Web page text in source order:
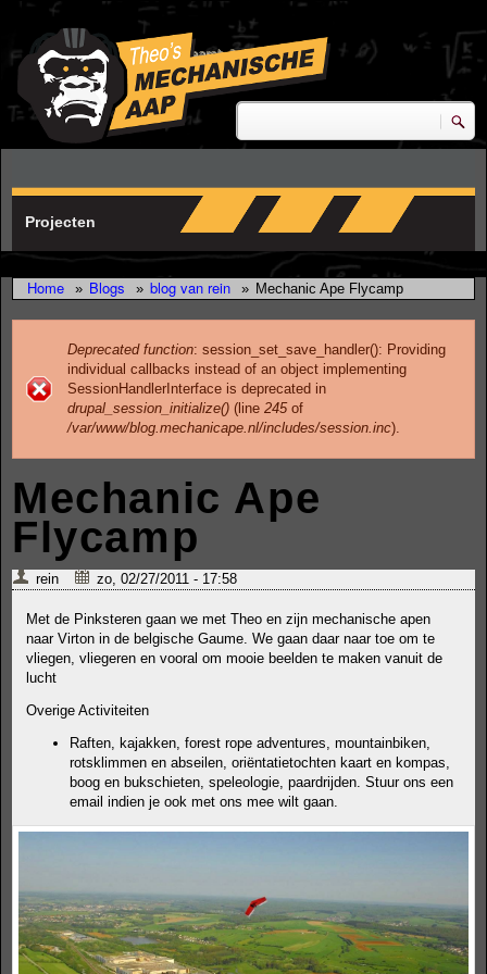
Skip to main content
research & development
Zoeken
Projecten
Home » Blogs » blog van rein » Mechanic Ape Flycamp
Error message
Deprecated function: session_set_save_handler(): Providing
individual callbacks instead of an object implementing
SessionHandlerInterface is deprecated in
drupal_session_initialize() (line 245of
/var/www/blog.mechanicape.nl/includes/session.inc).
Mechanic Ape
Flycamp
rein zo, 02/27/2011 - 17:58
Met de Pinksteren gaan we met Theo en zijn mechanische apen
naar Virton in de belgische Gaume. We gaan daar naar toe om te
vliegen, vliegeren en vooral om mooie beelden te maken vanuit de
lucht
Overige Activiteiten
Raften, kajakken, forest rope adventures, mountainbiken,
rotsklimmen en abseilen, oriëntatietochten kaart en kompas,
boog en bukschieten, speleologie, paardrijden. Stuur ons een
email indien je ook met ons mee wilt gaan.